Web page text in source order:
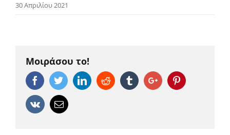
30 Απριλίου 2021
Μοιράσου το!
FacebookTwitterLinkedinReddit TumblrGoogle+Pinterest
Vk Email